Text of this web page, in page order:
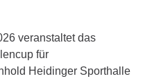
veranstaltet das
für
Heidinger Sporthalle